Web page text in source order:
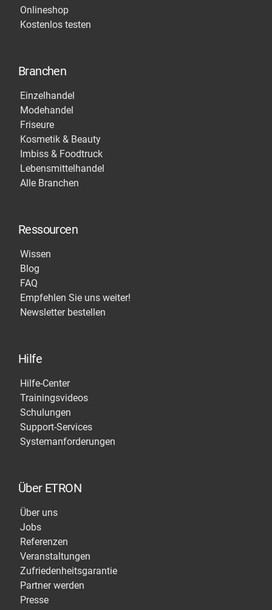
Onlineshop
Kostenlos testen
Branchen
Einzelhandel
Modehandel
Friseure
Kosmetik & Beauty
Imbiss & Foodtruck
Lebensmittelhandel
Alle Branchen
Ressourcen
Wissen
Blog
FAQ
Empfehlen Sie uns weiter!
Newsletter bestellen
Hilfe
Hilfe-Center
Trainingsvideos
Schulungen
Support-Services
Systemanforderungen
Über ETRON
Über uns
Jobs
Referenzen
Veranstaltungen
Zufriedenheitsgarantie
Partner werden
Presse